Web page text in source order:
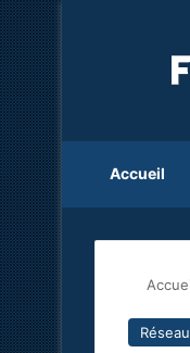
Accueil